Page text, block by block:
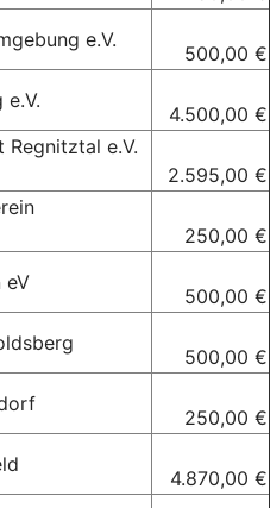
e.V.
500,00 €
4.500,00 €
e.V.
2.595,00 €
250,00 €
eV
500,00 €
500,00 €
250,00 €
4.870,00 €